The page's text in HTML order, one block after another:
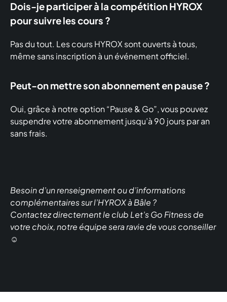
Dois-je participer à la compétition HYROX
pour suivre les cours ?
Pas du tout. Les cours HYROX sont ouverts à tous,
même sans inscription à un événement officiel.
Peut-on mettre son abonnement en pause ?
Oui, grâce à notre option “Pause & Go”, vous pouvez
suspendre votre abonnement jusqu’à 90 jours par an
sans frais.
Besoin d’un renseignement ou d’informations
complémentaires sur l’HYROX à Bâle ?
Contactez directement le club Let’s Go Fitness de
votre choix, notre équipe sera ravie de vous conseiller
☺️